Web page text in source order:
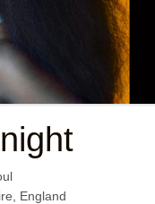
England